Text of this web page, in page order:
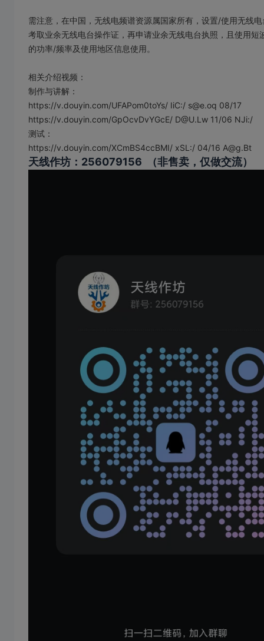
需注意，在中国，无线电频谱资源属国家所有，设置/使用无线
考取业余无线电台操作证，再申请业余无线电台执照，且使用
的功率/频率及使用地区信息使用。
相关介绍视频：
制作与讲解：
https://v.douyin.com/UFAPom0toYs/ IiC:/ s@e.oq 08/17
https://v.douyin.com/GpOcvDvYGcE/ D@U.Lw 11/06 NJi:/
测试：
https://v.douyin.com/XCmBS4ccBMI/ xSL:/ 04/16 A@g.Bt
天线作坊：256079156 （非售卖，仅做交流）